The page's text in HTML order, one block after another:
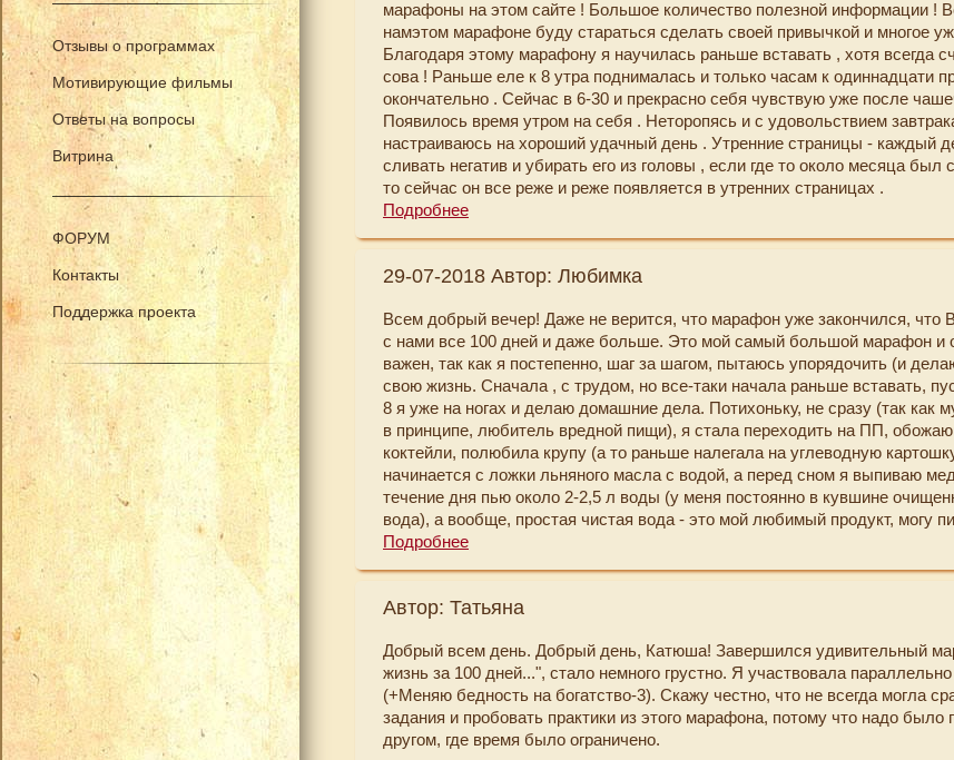
Отзывы о программах
Мотивирующие фильмы
Ответы на вопросы
Витрина
ФОРУМ
Контакты
Поддержка проекта
кажется и мои отношения с членами семьи, с другими людьми, я стала
осознаннее что ли, стала больше понимать себя. Работа продолжается,
над достигнутым, очень рада, что этот марафон так глубоко затронул
поняла, что многое могу, здесь я получила тот самый стимул, который
Спасибо этому сайту, Екатерине за отлично поданную информацию на
была проделана большая работа. Для меня, как участника марафона,
Еще раз Огромное Спасибо за новую жизнь!!!
марафоны на этом сайте ! Большое количество полезной информации !
намэтом марафоне буду стараться сделать своей привычкой и многое
Благодаря этому марафону я научилась раньше вставать , хотя всегда
сова ! Раньше еле к 8 утра поднималась и только часам к одиннадцати
окончательно . Сейчас в 6-30 и прекрасно себя чувствую уже после
Появилось время утром на себя . Неторопясь и с удовольствием
настраиваюсь на хороший удачный день . Утренние страницы - каждый
сливать негатив и убирать его из головы , если где то около месяца был
то сейчас он все реже и реже появляется в утренних страницах .
Все дела делать сразу и не оставлять на потом - шикарно!
отдельное спасибо за оригинальные салатики !
дел за день . Делаю их ежедневно . Начала почти каждое утро минут по
велотренажер , это для меня прогресс , я совсем со спортом не дружу ,
это исправлять . Энергетические практики пока не внедрила ,
все таки себе подберу .
Начала разбирать завалы в квартире , существенно почистила гардероб
пополнился новыми вещами , довольно много прикупила на
скидками , хотя не собиралась .
Список с незавершенными делами потихоньку уменьшается .
По итогам марафона хочется отметить , что энергии действительно
меньше уставать и с работы уже не прихожу как выжатый лимон.
прекрасный марафон !
Подробнее
29-07-2018 Автор: Любимка
Всем добрый вечер! Даже не верится, что марафон уже закончился, что
с нами все 100 дней и даже больше. Это мой самый большой марафон и
важен, так как я постепенно, шаг за шагом, пытаюсь упорядочить (и
свою жизнь. Сначала , с трудом, но все-таки начала раньше вставать,
8 я уже на ногах и делаю домашние дела. Потихоньку, не сразу (так как
в принципе, любитель вредной пищи), я стала переходить на ПП,
коктейли, полюбила крупу (а то раньше налегала на углеводную
начинается с ложки льняного масла с водой, а перед сном я выпиваю
течение дня пью около 2-2,5 л воды (у меня постоянно в кувшине
вода), а вообще, простая чистая вода - это мой любимый продукт, могу
течение мая разгребала всю квартиру, столько было хлама, барахла,
энергетические практики, медитации, полезное видео, на выбор я
маткой, я ее совместила с медитацией "Даосский массаж матки" из
практик"- классная вещь получается, также частенько делаю растяжки с
комплекс Норбекова для спины, да много всего делаю, так как Катюша
полезной и нужной информации. Екатериной проделана такая
отдельности я бы и не собрала все это в кучу, а здесь все в одном месте,
Подробнее
Автор: Татьяна
Добрый всем день. Добрый день, Катюша! Завершился удивительный
жизнь за 100 дней...", стало немного грустно. Я участвовала
(+Меняю бедность на богатство-3). Скажу честно, что не всегда могла
задания и пробовать практики из этого марафона, потому что надо было
другом, где время было ограничено.